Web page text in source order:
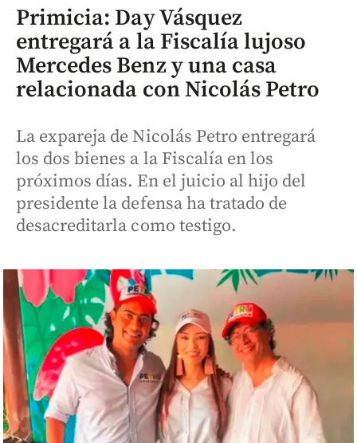
Primicia: Day Vásquez
entregará a la Fiscalía lujoso
Mercedes Benz y una casa
relacionada con Nicolás Petro
La expareja de Nicolás Petro entregará
los dos bienes a la Fiscalía en los
próximos días. En el juicio al hijo del
presidente la defensa ha tratado de
desacreditarla como testigo.